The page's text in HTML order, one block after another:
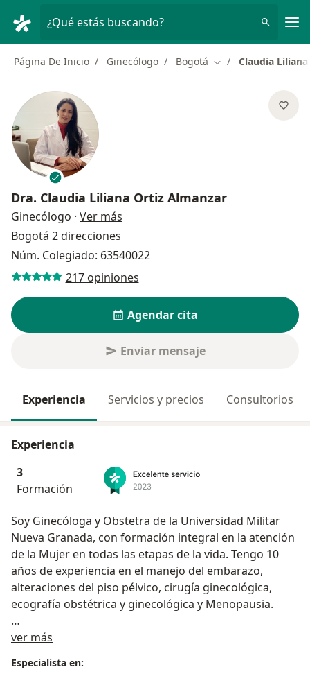
¿Qué estás buscando?
Página De Inicio Ginecólogo Bogotá Cambiar de ciudad
Claudia
Dra. Claudia Liliana Ortiz Almanzar
Ginecólogo · Ver más
Bogotá 2 direcciones
Núm. Colegiado: 63540022
217 opiniones
Agendar cita
Enviar mensaje
Experiencia Servicios y precios Consultorios
Experiencia
3
Formación
Soy Ginecóloga y Obstetra de la Universidad Militar
Nueva Granada, con formación integral en la atención
de la Mujer en todas las etapas de la vida. Tengo 10
años de experiencia en el manejo del embarazo,
alteraciones del piso pélvico, cirugía ginecológica,
ecografía obstétrica y ginecológica y Menopausia.
Mi consulta se caracteriza por el respeto, la
necesidades de mis pacientes.
ver más
Especialista en: